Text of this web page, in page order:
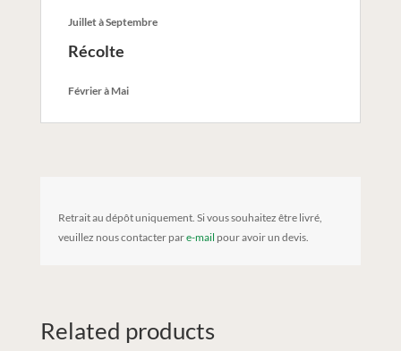
Juillet à Septembre
Récolte
Février à Mai
Retrait au dépôt uniquement. Si vous souhaitez être livré,
veuillez nous contacter pare-mail pour avoir un devis.
Related products